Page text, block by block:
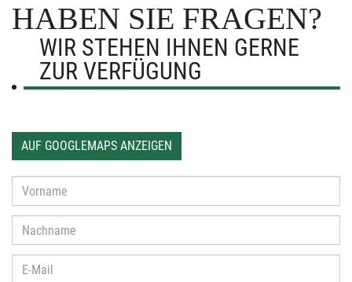
HABEN SIE FRAGEN?
WIR STEHEN IHNEN GERNE
ZUR VERFÜGUNG
AUF GOOGLEMAPS ANZEIGEN